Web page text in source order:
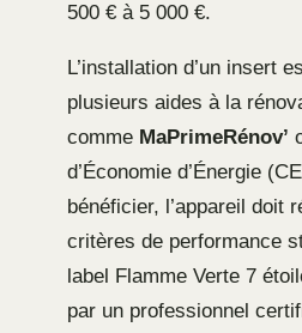
500 € à 5 000 €.
L’installation d’un insert
plusieurs aides à la
comme MaPrimeRénov’
d’Économie d’Énergie
bénéficier, l’appareil doit
critères de performance
label Flamme Verte 7
par un professionnel